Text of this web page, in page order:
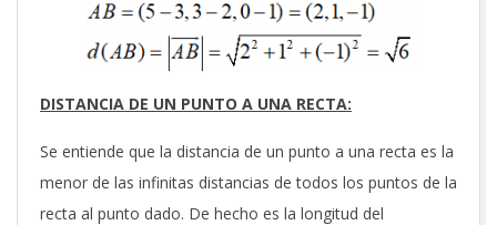
DISTANCIA DE UN PUNTO A UNA RECTA:
Se entiende que la distancia de un punto a una recta es la
menor de las infinitas distancias de todos los puntos de la
recta al punto dado. De hecho es la longitud del